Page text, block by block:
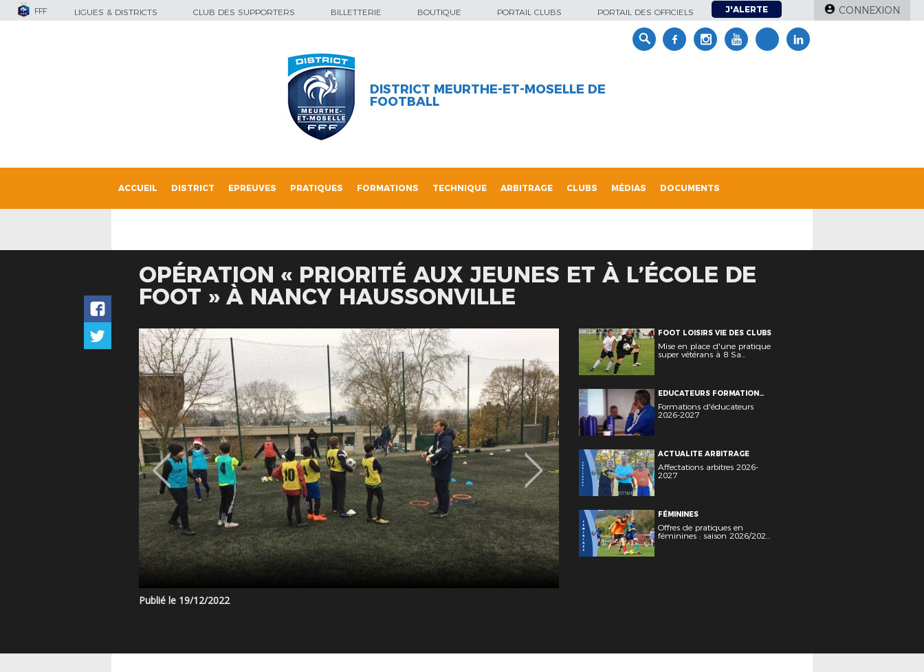
FFF LIGUES & DISTRICTS CLUB DES SUPPORTERS BILLETTERIE BOUTIQUE PORTAIL CLUBS PORTAIL DES OFFICIELS J'ALERTE CONNEXION
DISTRICT MEURTHE-ET-MOSELLE DE
FOOTBALL
ACCUEIL DISTRICT EPREUVES PRATIQUES FORMATIONS TECHNIQUE ARBITRAGE CLUBS MÉDIAS DOCUMENTS
OPÉRATION « PRIORITÉ AUX JEUNES ET À L’ÉCOLE DE
FOOT » À NANCY HAUSSONVILLE
Publié le 19/12/2022
FOOT LOISIRS VIE DES CLUBS
Mise en place d'une pratique
super vétérans à 8 Sa...
EDUCATEURS FORMATION
CONTINUE VIE DES CLUBS
Formations d'éducateurs
2026-2027
ACTUALITE ARBITRAGE
Affectations arbitres 2026-
2027
FÉMININES
Offres de pratiques en
féminines : saison 2026/202...